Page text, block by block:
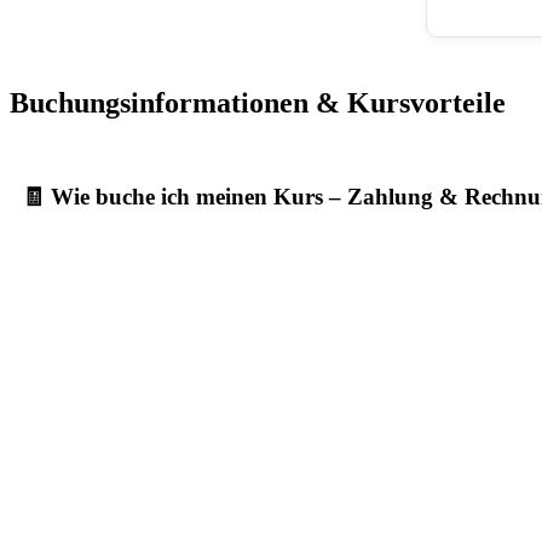
Buchungsinformationen & Kursvorteile
🧾 Wie buche ich meinen Kurs – Zahlung &